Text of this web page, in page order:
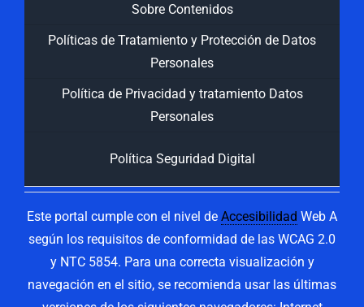
Sobre Contenidos
Políticas de Tratamiento y Protección de Datos
Personales
Política de Privacidad y tratamiento Datos
Personales
Política Seguridad Digital
Este portal cumple con el nivel de Accesibilidad Web A
según los requisitos de conformidad de las WCAG 2.0
y NTC 5854. Para una correcta visualización y
navegación en el sitio, se recomienda usar las últimas